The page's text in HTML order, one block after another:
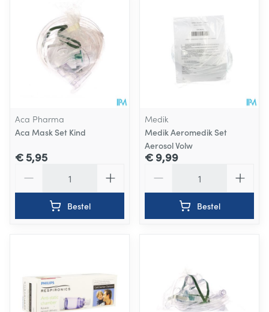
Aca Pharma
Aca Mask Set Kind
€ 5,95
Bestel
Medik
Medik Aeromedik Set
Aerosol Volw
€ 9,99
Bestel